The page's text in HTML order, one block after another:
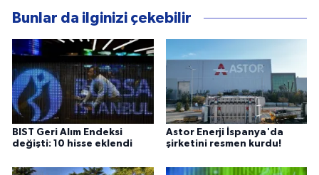
Bunlar da ilginizi çekebilir
BIST Geri Alım Endeksi
değişti: 10 hisse eklendi
Astor Enerji İspanya'da
şirketini resmen kurdu!